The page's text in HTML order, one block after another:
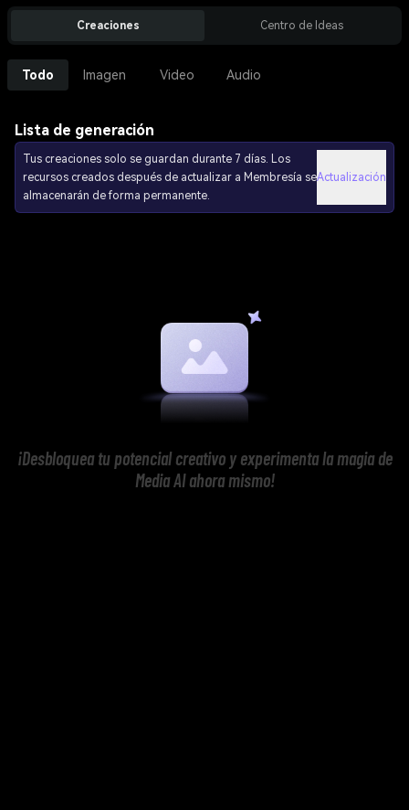
Creaciones Centro de Ideas
Todo Imagen Video Audio
Lista de generación
Tus creaciones solo se guardan durante 7 días. Los
recursos creados después de actualizar a Membresía se
almacenarán de forma permanente.
Actualización
¡Desbloquea tu potencial creativo y experimenta la magia de
Media AI ahora mismo!